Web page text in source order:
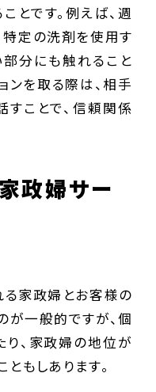
とです。例えば、週
特定の洗剤を使用す
部分にも触れること
ンを取る際は、相手
すことで、信頼関係
政婦サー
家政婦とお客様の
が一般的ですが、個
、家政婦の地位が
もしあります。